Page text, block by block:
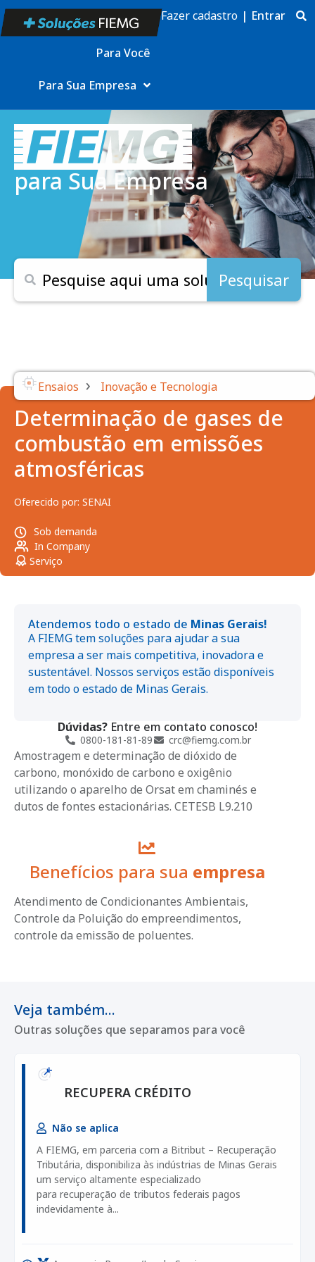
Para Você
Para Sua Empresa
Fazer cadastro | Entrar
para Sua Empresa
Pesquisar
Ensaios › Inovação e Tecnologia
Determinação de gases de
combustão em emissões
atmosféricas
Oferecido por: SENAI
Sob demanda
In Company
Serviço
Amostragem e determinação de dióxido de
carbono, monóxido de carbono e oxigênio
utilizando o aparelho de Orsat em chaminés e
dutos de fontes estacionárias. CETESB L9.210
Benefícios para sua empresa
Atendimento de Condicionantes Ambientais,
Controle da Poluição do empreendimentos,
controle da emissão de poluentes.
Atendemos todo o estado de Minas Gerais!
A FIEMG tem soluções para ajudar a sua
empresa a ser mais competitiva, inovadora e
sustentável. Nossos serviços estão disponíveis
em todo o estado de Minas Gerais.
Dúvidas? Entre em contato conosco!
0800-181-81-89 crc@fiemg.com.br
Veja também...
Outras soluções que separamos para você
RECUPERA CRÉDITO
Não se aplica
A FIEMG, em parceria com a Bitribut – Recuperação
Tributária, disponibiliza às indústrias de Minas Gerais
um serviço altamente especializado
para recuperação de tributos federais pagos
indevidamente à...